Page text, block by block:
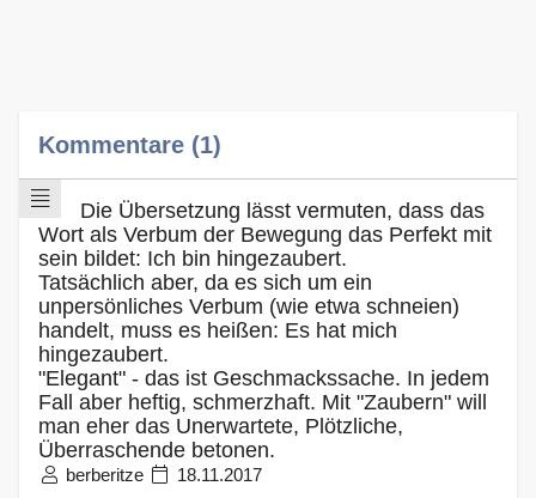
Kommentare (1)
Die Übersetzung lässt vermuten, dass das
Wort als Verbum der Bewegung das Perfekt mit
sein bildet: Ich bin hingezaubert.
Tatsächlich aber, da es sich um ein
unpersönliches Verbum (wie etwa schneien)
handelt, muss es heißen: Es hat mich
hingezaubert.
"Elegant" - das ist Geschmackssache. In jedem
Fall aber heftig, schmerzhaft. Mit "Zaubern" will
man eher das Unerwartete, Plötzliche,
Überraschende betonen.
berberitze 18.11.2017